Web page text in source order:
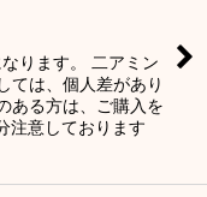
ります。 二アミン
ては、個人差があり
ある方は、ご購入を
注意しております